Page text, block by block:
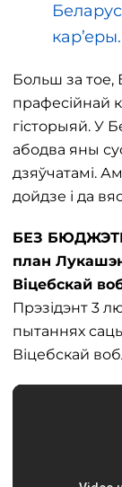
кар’еры.
Больш за тое,
прафесійнай
гісторыяй. У
абодва яны
дзяўчатамі.
дойдзе і да
БЕЗ
план
Віцебскай
Прэзідэнт 3
пытаннях
Віцебскай